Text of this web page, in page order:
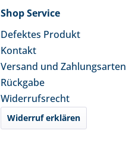
Shop Service
Defektes Produkt
Kontakt
Versand und Zahlungsarten
Rückgabe
Widerrufsrecht
Widerruf erklären